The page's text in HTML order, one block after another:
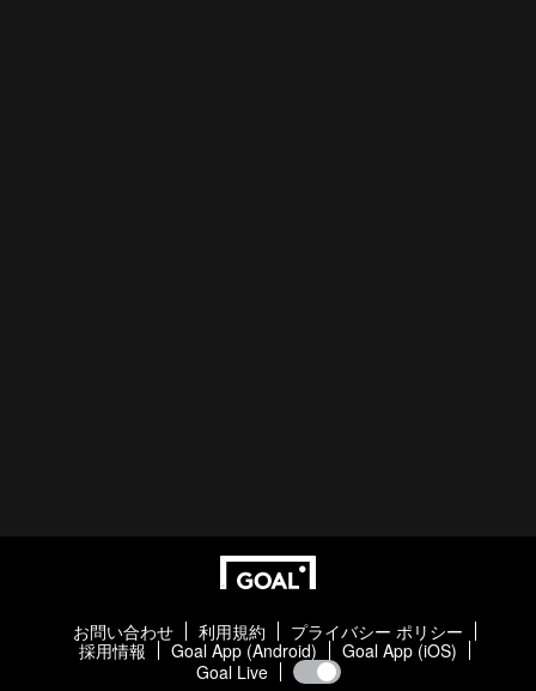
お問い合わせ 利用規約
プライバシー ポリシー
採用情報
Goal App (Android)
Goal App (iOS)
Goal Live